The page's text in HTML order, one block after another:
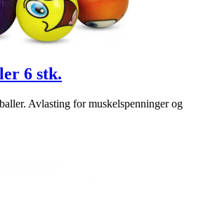
6 stk.
Avlasting for muskelspenninger og